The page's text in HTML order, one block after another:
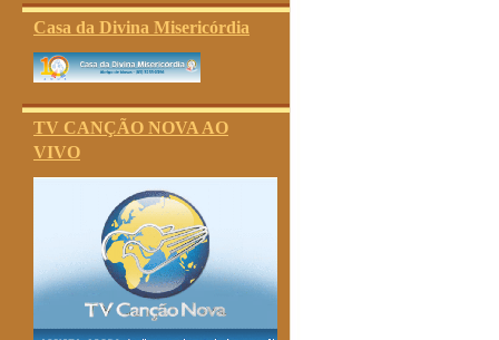
Casa da Divina Misericórdia
TV CANÇÃO NOVA AO
VIVO